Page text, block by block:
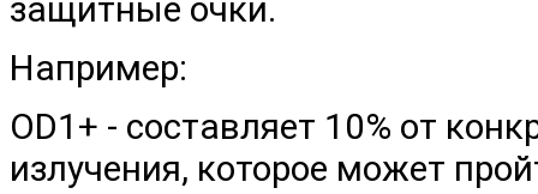
защитные очки.
Например:
OD1+ - составляет 10% от
излучения, которое может